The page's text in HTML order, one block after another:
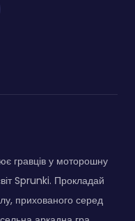
гравців у моторошну
Sprunki. Прокладай
прихованого серед